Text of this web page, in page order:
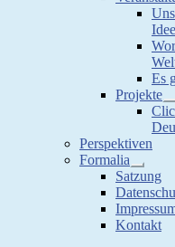
Es
Projekte
Perspektiven
Formalia
Show
sub
menu
Satzung
Kontakt